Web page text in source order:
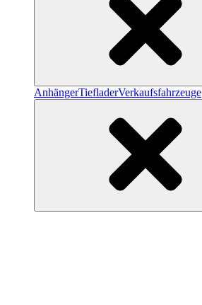
AnhängerTiefladerVerkaufsfahrzeuge